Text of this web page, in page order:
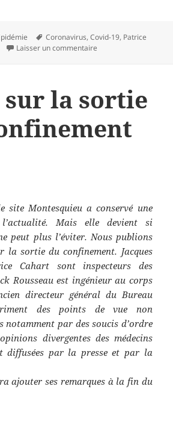
Mots-
clés
Coronavirus,Covid-19, Patrice
Laisser un commentaire
sur la sortie
site Montesquieu a conservé une
l’actualité. Mais elle devient si
peut plus l’éviter. Nous publions
la sortie du confinement. Jacques
Cahart sont inspecteurs des
Rousseau est ingénieur au corps
directeur général du Bureau
des points de vue non
notamment par des soucis d’ordre
divergentes des médecins
diffusées par la presse et par la
ajouter ses remarques à la fin du